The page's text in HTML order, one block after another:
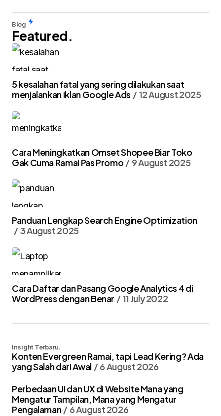
Blog
Featured.
5 kesalahan fatal yang sering dilakukan saat
menjalankan iklan Google Ads
12 August 2025
Cara Meningkatkan Omset Shopee Biar Toko
Gak Cuma Ramai Pas Promo
9 August 2025
Panduan Lengkap Search Engine Optimization
3 August 2025
Cara Daftar dan Pasang Google Analytics 4 di
WordPress dengan Benar
11 July 2022
Insight Terbaru.
Konten Evergreen Ramai, tapi Lead Kering? Ada
yang Salah dari Awal
6 August 2026
Perbedaan UI dan UX di Website Mana yang
Mengatur Tampilan, Mana yang Mengatur
Pengalaman
6 August 2026